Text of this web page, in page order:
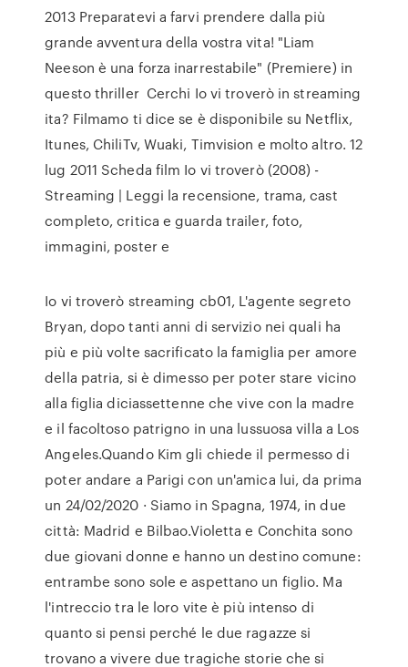
2013 Preparatevi a farvi prendere dalla più
grande avventura della vostra vita! "Liam
Neeson è una forza inarrestabile" (Premiere) in
questo thriller Cerchi Io vi troverò in streaming
ita? Filmamo ti dice se è disponibile su Netflix,
Itunes, ChiliTv, Wuaki, Timvision e molto altro. 12
lug 2011 Scheda film Io vi troverò (2008) -
Streaming | Leggi la recensione, trama, cast
completo, critica e guarda trailer, foto,
immagini, poster e
Io vi troverò streaming cb01, L'agente segreto
Bryan, dopo tanti anni di servizio nei quali ha
più e più volte sacrificato la famiglia per amore
della patria, si è dimesso per poter stare vicino
alla figlia diciassettenne che vive con la madre
e il facoltoso patrigno in una lussuosa villa a Los
Angeles.Quando Kim gli chiede il permesso di
poter andare a Parigi con un'amica lui, da prima
un 24/02/2020 · Siamo in Spagna, 1974, in due
città: Madrid e Bilbao.Violetta e Conchita sono
due giovani donne e hanno un destino comune:
entrambe sono sole e aspettano un figlio. Ma
l'intreccio tra le loro vite è più intenso di
quanto si pensi perché le due ragazze si
trovano a vivere due tragiche storie che si